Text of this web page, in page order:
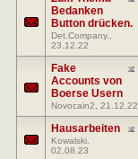
Bedanken
Button drücken.
Det.Company.
23.12.22
Fake
Accounts von
Boerse Usern
Novocain2 , 21.12.22
Hausarbeiten
Kowalski
02.08.23